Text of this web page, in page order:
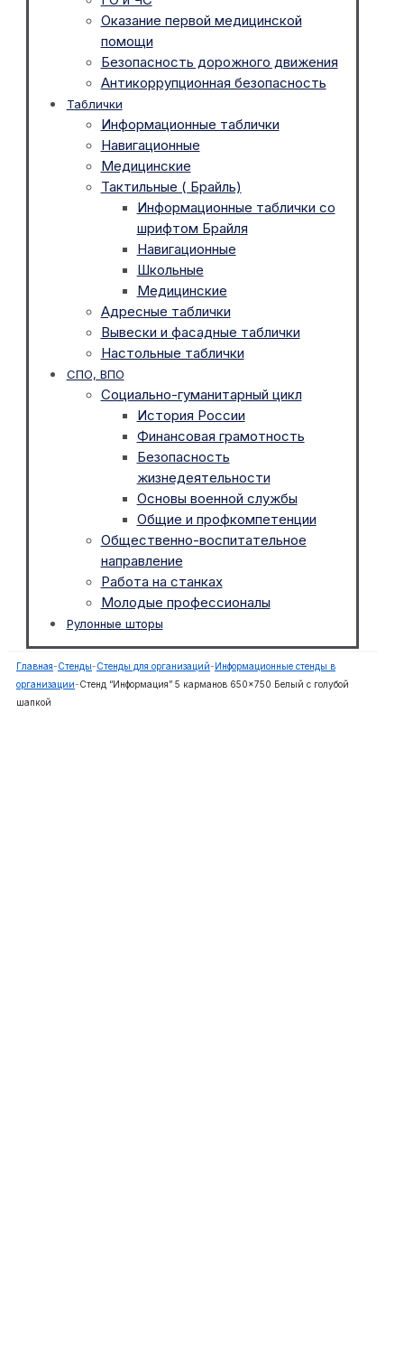
Оказание первой медицинской
помощи
Безопасность дорожного движения
Антикоррупционная безопасность
Таблички
Информационные таблички
Навигационные
Медицинские
Тактильные ( Брайль)
Информационные таблички со
шрифтом Брайля
Навигационные
Школьные
Медицинские
Адресные таблички
Вывески и фасадные таблички
Настольные таблички
СПО, ВПО
Социально-гуманитарный цикл
История России
Финансовая грамотность
Безопасность
жизнедеятельности
Основы военной службы
Общие и профкомпетенции
Общественно-воспитательное
направление
Работа на станках
Молодые профессионалы
Рулонные шторы
Главная-Стенды-Стенды для организаций- Информационные стенды в
организации-Стенд “Информация” 5 карманов 650×750 Белый с голубой
шапкой